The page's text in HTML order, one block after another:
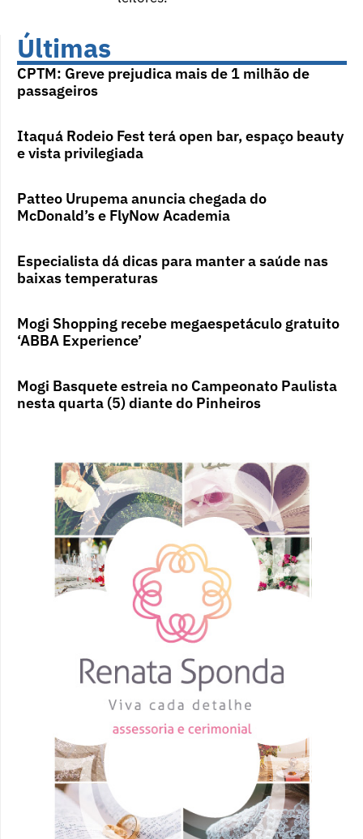
Últimas
CPTM: Greve prejudica mais de 1 milhão de
passageiros
Itaquá Rodeio Fest terá open bar, espaço beauty
e vista privilegiada
Patteo Urupema anuncia chegada do
McDonald’s e FlyNow Academia
Especialista dá dicas para manter a saúde nas
baixas temperaturas
Mogi Shopping recebe megaespetáculo gratuito
‘ABBA Experience’
Mogi Basquete estreia no Campeonato Paulista
nesta quarta (5) diante do Pinheiros